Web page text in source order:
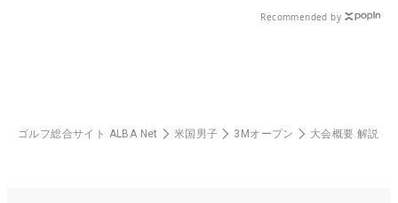
Recommended by
ゴルフ総合サイト ALBA Net 米国男子 3Mオープン 大会概要 解説